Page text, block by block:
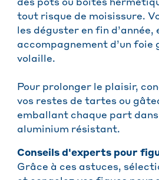
des pots ou boîtes
tout risque de moisissure.
les déguster en fin d’année,
accompagnement d’un foie
volaille.
Pour prolonger le plaisir,
vos restes de tartes ou
emballant chaque part
aluminium résistant.
Conseils d'experts pour
Grâce à ces astuces,